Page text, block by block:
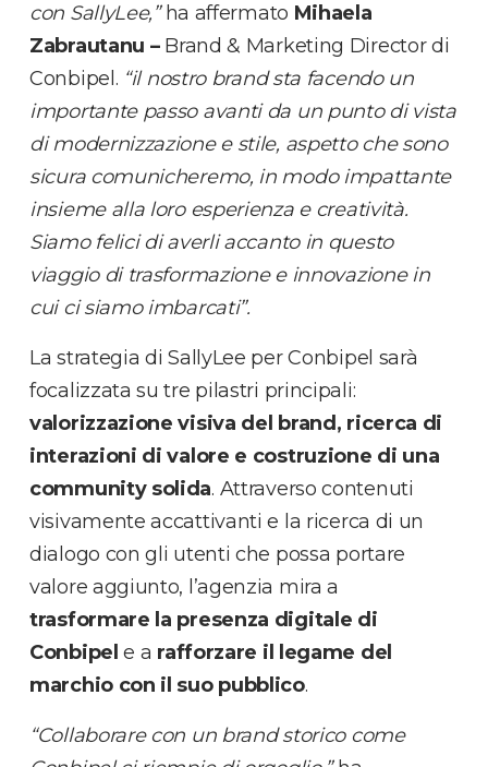
con SallyLee,” ha affermato Mihaela
Zabrautanu – Brand & Marketing Director di
Conbipel. “il nostro brand sta facendo un
importante passo avanti da un punto di vista
di modernizzazione e stile, aspetto che sono
sicura comunicheremo, in modo impattante
insieme alla loro esperienza e creatività.
Siamo felici di averli accanto in questo
viaggio di trasformazione e innovazione in
cui ci siamo imbarcati”.
La strategia di SallyLee per Conbipel sarà
focalizzata su tre pilastri principali:
valorizzazione visiva del brand, ricerca di
interazioni di valore e costruzione di una
community solida. Attraverso contenuti
visivamente accattivanti e la ricerca di un
dialogo con gli utenti che possa portare
valore aggiunto, l’agenzia mira a
trasformare la presenza digitale di
Conbipele a rafforzare il legame del
marchio con il suo pubblico.
“Collaborare con un brand storico come